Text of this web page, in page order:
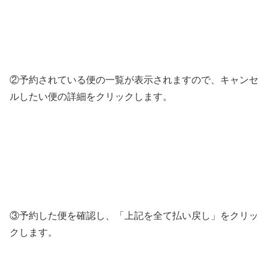
②予約されている便の一覧が表示されますので、キャンセ
ルしたい便の詳細をクリックします。
③予約した便を確認し、「上記を全て払い戻し」をクリッ
クします。